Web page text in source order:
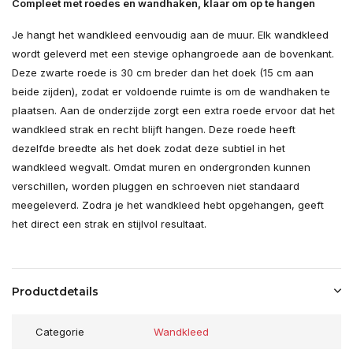
Compleet met roedes en wandhaken, klaar om op te hangen
Je hangt het wandkleed eenvoudig aan de muur. Elk wandkleed
wordt geleverd met een stevige ophangroede aan de bovenkant.
Deze zwarte roede is 30 cm breder dan het doek (15 cm aan
beide zijden), zodat er voldoende ruimte is om de wandhaken te
plaatsen. Aan de onderzijde zorgt een extra roede ervoor dat het
wandkleed strak en recht blijft hangen. Deze roede heeft
dezelfde breedte als het doek zodat deze subtiel in het
wandkleed wegvalt. Omdat muren en ondergronden kunnen
verschillen, worden pluggen en schroeven niet standaard
meegeleverd. Zodra je het wandkleed hebt opgehangen, geeft
het direct een strak en stijlvol resultaat.
Productdetails
Categorie Wandkleed